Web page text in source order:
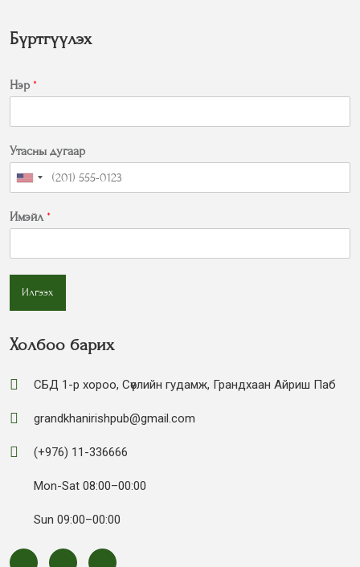
Бүртгүүлэх
Нэр *
Утасны дугаар
Имэйл *
Илгээх
Холбоо барих
СБД 1-р хороо, Сөүлийн гудамж, Грандхаан Айриш Паб
grandkhanirishpub@gmail.com
(+976) 11-336666
Mon-Sat 08:00–00:00
Sun 09:00–00:00